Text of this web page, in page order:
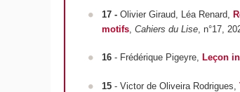
17 -Olivier Giraud, Léa Renard,
motifs ,Cahiers du Lise , n°17,
16 - Frédérique Pigeyre, Leçon
15 -Victor de Oliveira Rodrigues,